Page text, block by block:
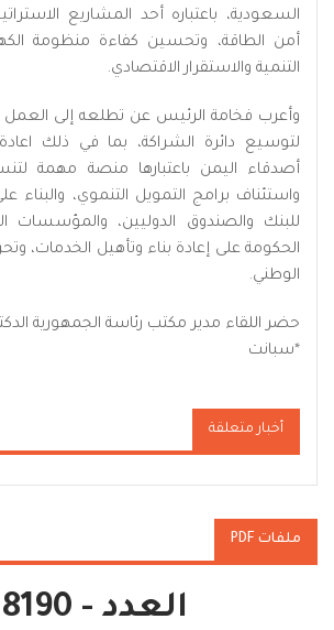
السعودية، باعتباره أحد المشاريع
أمن الطاقة، وتحسين كفاءة منظومة
التنمية والاستقرار الاقتصادي.
وأعرب فخامة الرئيس عن تطلعه إلى العمل
لتوسيع دائرة الشراكة، بما في ذلك
أصدقاء اليمن باعتبارها منصة مهمة
واستئناف برامج التمويل التنموي، والبناء
للبنك والصندوق الدوليين، والمؤسسات
الحكومة على إعادة بناء وتأهيل الخدمات،
الوطني.
حضر اللقاء مدير مكتب رئاسة الجمهورية
*سبانت
أخبار متعلقة
ملفات PDF
العدد - 18190